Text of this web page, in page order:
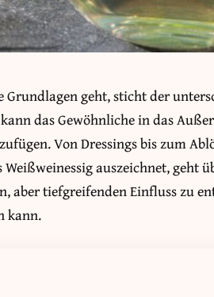
Grundlagen geht, sticht der
das Gewöhnliche in das
Von Dressings bis zum
Weißweinessig auszeichnet, geht
aber tiefgreifenden Einfluss zu
kann.